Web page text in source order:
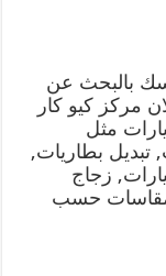
بالبحث عن
مركز كيو كار
مثل
تبديل بطاريات,
زجاج
حسب